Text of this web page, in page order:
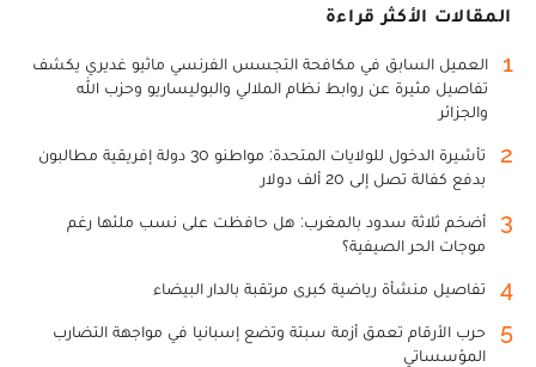
المقالات الأكثر قراءة
1
العميل السابق في مكافحة التجسس الفرنسي ماثيو غديري يكشف
تفاصيل مثيرة عن روابط نظام الملالي والبوليساريو وحزب الله
والجزائر
2
تأشيرة الدخول للولايات المتحدة: مواطنو 30 دولة إفريقية مطالبون
بدفع كفالة تصل إلى 20 ألف دولار
3
أضخم ثلاثة سدود بالمغرب: هل حافظت على نسب ملئها رغم
موجات الحر الصيفية؟
4 تفاصيل منشأة رياضية كبرى مرتقبة بالدار البيضاء
5
حرب الأرقام تعمق أزمة سبتة وتضع إسبانيا في مواجهة التضارب
المؤسساتي